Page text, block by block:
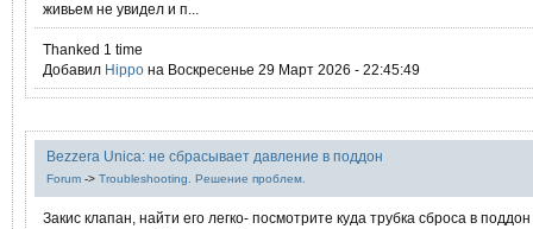
живьем не увидел и п...
Thanked 1 time
Добавил Hippo на Воскресенье 29 Март 2026 - 22:45:49
Bezzera Unica: не сбрасывает давление в поддон
Forum -> Troubleshooting. Решение проблем.
Закис клапан, найти его легко- посмотрите куда трубка сброса в